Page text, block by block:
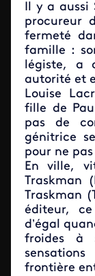
Il y a aussi
procureur
fermeté
famille :
légiste, a
autorité et
Louise
fille de
pas de
génitrice
pour ne
En ville,
Traskman
Traskman
éditeur,
d’égal
froides à
frontière